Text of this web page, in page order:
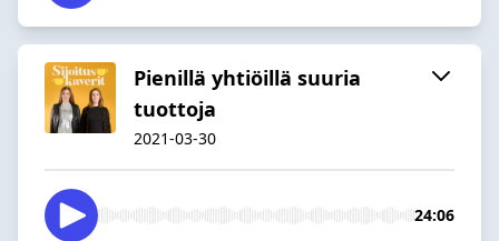
Pienillä yhtiöillä suuria
tuottoja
2021-03-30
24:06